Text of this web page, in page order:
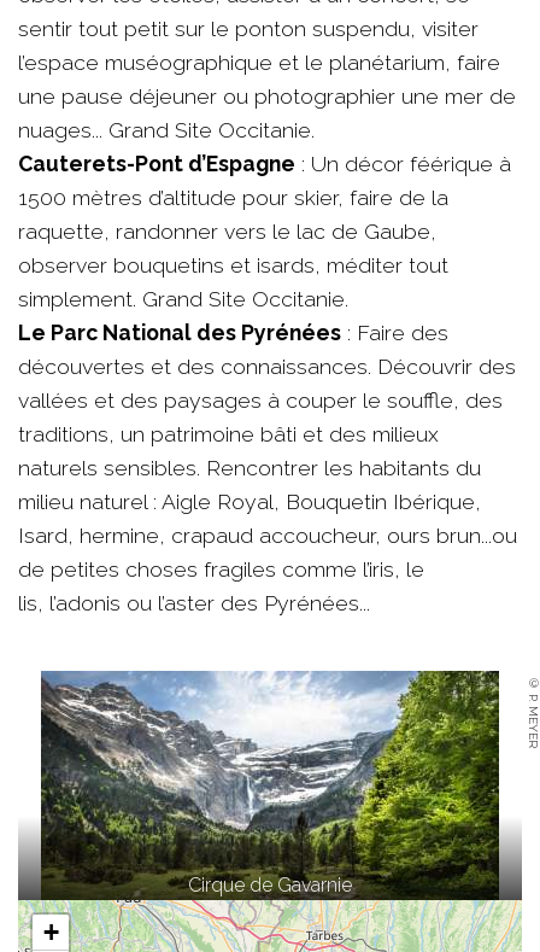
sentir tout petit sur le ponton suspendu, visiter
l’espace muséographique et le planétarium, faire
une pause déjeuner ou photographier une mer de
nuages... Grand Site Occitanie.
Cauterets-Pont d’Espagne : Un décor féérique à
1500 mètres d’altitude pour skier, faire de la
raquette, randonner vers le lac de Gaube,
observer bouquetins et isards, méditer tout
simplement. Grand Site Occitanie.
Le Parc National des Pyrénées : Faire des
découvertes et des connaissances. Découvrir des
vallées et des paysages à couper le souffle, des
traditions, un patrimoine bâti et des milieux
naturels sensibles. Rencontrer les habitants du
milieu naturel : Aigle Royal, Bouquetin Ibérique,
Isard, hermine, crapaud accoucheur, ours brun...ou
de petites choses fragiles comme l’iris, le
lis, l’adonis ou l’aster des Pyrénées...
© P. MEYER
Cirque de Gavarnie
+